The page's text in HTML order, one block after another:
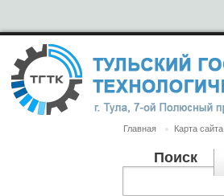
Главная Карта сайта
Поиск